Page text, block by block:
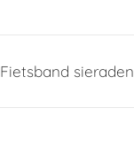
Fietsband sieraden